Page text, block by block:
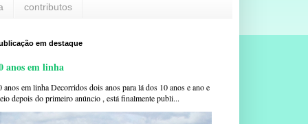
contributos
em destaque
anos em linha
anos em linha Decorridos dois anos para lá dos 10 anos e ano e
depois do primeiro anúncio , está finalmente publi...